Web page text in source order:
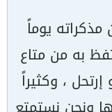
يوماً
به من متاع
، وكثيراً